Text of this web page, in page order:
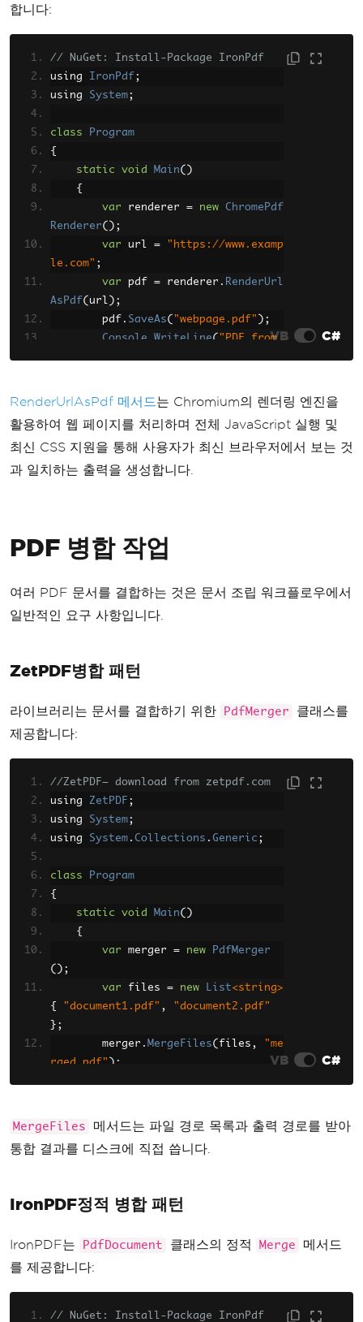
합니다:
// NuGet: Install-Package IronPdf
using IronPdf ;
using System;
class
Program
{
static
void Main()
{
var renderer = new
ChromePdf
Renderer();
var url =
"https://www.examp
le.com" ;
var pdf = renderer . RenderUrl
AsPdf( url );
        pdf
. SaveAs( "webpage.pdf" );
Console
WriteLine( "PDF from VB C#
RenderUrlAsPdf 메서드는 Chromium의 렌더링 엔진을
활용하여 웹 페이지를 처리하며 전체 JavaScript 실행 및
최신 CSS 지원을 통해 사용자가 최신 브라우저에서 보는 것
과 일치하는 출력을 생성합니다.
PDF 병합 작업
여러 PDF 문서를 결합하는 것은 문서 조립 워크플로우에서
일반적인 요구 사항입니다.
ZetPDF병합 패턴
라이브러리는 문서를 결합하기 위한 PdfMerger
클래스를
제공합니다:
//ZetPDF— download from zetpdf.com
using ZetPDF ;
using System;
using System . Collections . Generic ;
class
Program
{
static
void Main()
{
var merger = new
PdfMerger
();
var files = new List<string>
{
"document1.pdf" ,
"document2.pdf"
};
        merger
. MergeFiles( files ,
"me
rged.pdf" );
VB C#
MergeFiles
메서드는 파일 경로 목록과 출력 경로를 받아
통합 결과를 디스크에 직접 씁니다.
IronPDF정적 병합 패턴
IronPDF는 PdfDocument 클래스의 정적 Merge
메서드
를 제공합니다:
// NuGet: Install-Package IronPdf